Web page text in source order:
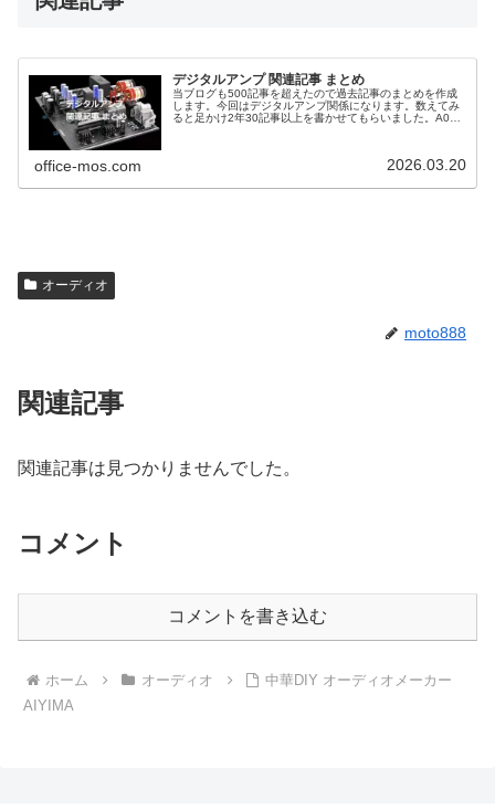
デジタルアンプ 関連記事 まとめ
当ブログも500記事を超えたので過去記事のまとめを作成
します。今回はデジタルアンプ関係になります。数えてみ
ると足かけ2年30記事以上を書かせてもらいました。A07
office-mos.com 2026.03.20
オーディオ
moto888
関連記事
関連記事は見つかりませんでした。
コメント
コメントを書き込む
ホーム オーディオ
中華DIY オーディオメーカー
AIYIMA